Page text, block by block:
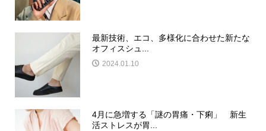
最新技術、エコ、多様化に合わせた新たな
オフィスシュ...
2024.01.10
4月に急増する「謎の胃痛・下痢」 新生
活ストレスが胃...